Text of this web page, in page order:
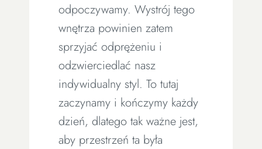
odpoczywamy. Wystrój tego
wnętrza powinien zatem
sprzyjać odprężeniu i
odzwierciedlać nasz
indywidualny styl. To tutaj
zaczynamy i kończymy każdy
dzień, dlatego tak ważne jest,
aby przestrzeń ta była